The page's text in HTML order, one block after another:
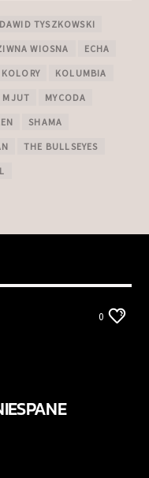
DAWID TYSZKOWSKI
WIOSNA ECHA
KOLORY KOLUMBIA
MJUT MYCODA
SHAMA
THE BULLSEYES
0